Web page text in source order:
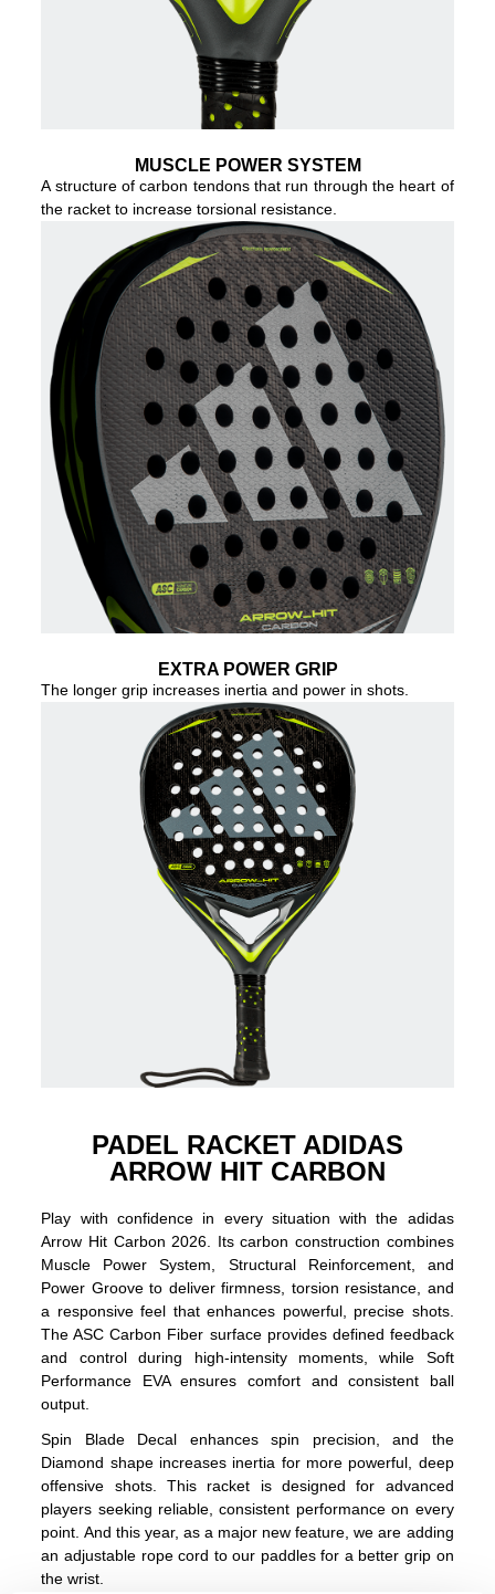
MUSCLE POWER SYSTEM
A structure of carbon tendons that run through the heart of
the racket to increase torsional resistance.
EXTRA POWER GRIP
The longer grip increases inertia and power in shots.
PADEL RACKET ADIDAS
ARROW HIT CARBON
Play with confidence in every situation with the adidas
Arrow Hit Carbon 2026. Its carbon construction combines
Muscle Power System, Structural Reinforcement, and
Power Groove to deliver firmness, torsion resistance, and
a responsive feel that enhances powerful, precise shots.
The ASC Carbon Fiber surface provides defined feedback
and control during high-intensity moments, while Soft
Performance EVA ensures comfort and consistent ball
output.
Spin Blade Decal enhances spin precision, and the
Diamond shape increases inertia for more powerful, deep
offensive shots. This racket is designed for advanced
players seeking reliable, consistent performance on every
point. And this year, as a major new feature, we are adding
an adjustable rope cord to our paddles for a better grip on
the wrist.